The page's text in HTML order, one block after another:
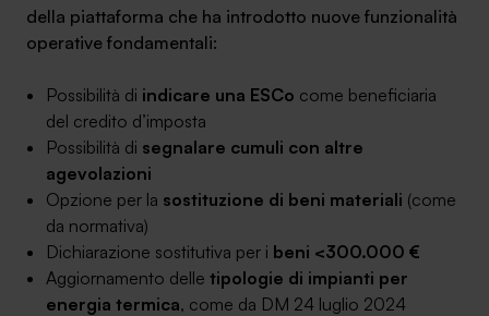
della piattaforma che ha introdotto nuove funzionalità
operative fondamentali:
Possibilità di indicare una ESCo come beneficiaria
del credito d’imposta
Possibilità di segnalare cumuli con altre
agevolazioni
Opzione per la sostituzione di beni materiali (come
da normativa)
Dichiarazione sostitutiva per i beni <300.000 €
Aggiornamento delle tipologie di impianti per
energia termica, come da DM 24 luglio 2024